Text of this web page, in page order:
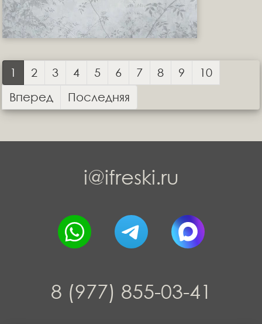
1 2 3 4 5 6 7 8 9
10
Вперед
Последняя
i@ifreski.ru
8 (977) 855-03-41